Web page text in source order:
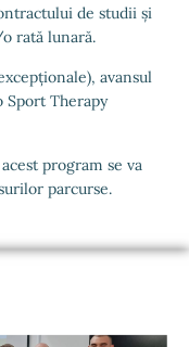
de studii și
rată lunară.
avansul
Sport Therapy
program se va
parcurse.